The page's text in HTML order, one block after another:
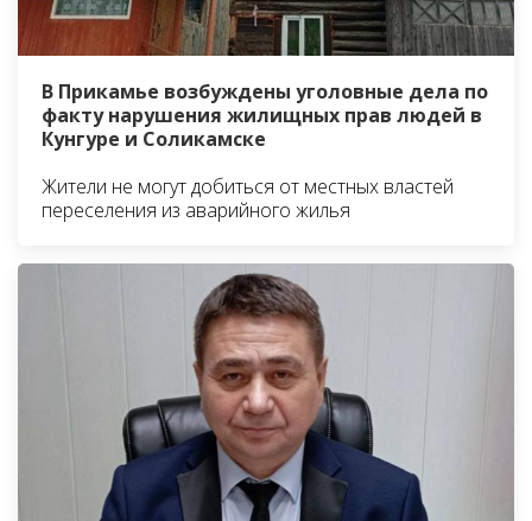
В Прикамье возбуждены уголовные дела по
факту нарушения жилищных прав людей в
Кунгуре и Соликамске
Жители не могут добиться от местных властей
переселения из аварийного жилья